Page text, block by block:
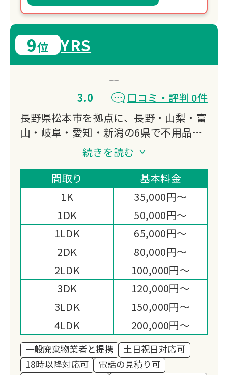
9位 YRS
3.0
口コミ・評判 0件
長野県松本市を拠点に、長野・山梨・富
山・岐阜・愛知・新潟の6県で不用品回
収・遺品整理・ゴミ屋敷清掃を展開。
24時間年中無休で即日対応も可能。他
社で断られた品も回収可能な場合があ
り、秘密厳守・女性スタッフ対応も実
施。トラックサイズに応じた明確な料金
設定で安心。
続きを読む
間取り
基本料金
1K
35,000円～
1DK
50,000円～
1LDK
65,000円～
2DK
80,000円～
2LDK
100,000円～
3DK
120,000円～
3LDK
150,000円～
4LDK
200,000円～
一般廃棄物業者と提携
土日祝日対応可
18時以降対応可
電話の見積り可